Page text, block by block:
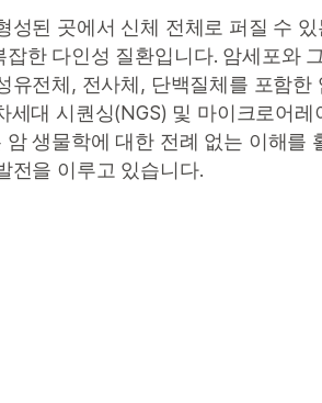
성된 곳에서 신체 전체로 퍼질 수
잡한 다인성 질환입니다. 암세포와
유전체, 전사체, 단백질체를 포함한
세대 시퀀싱(NGS) 및 마이크로어
암 생물학에 대한 전례 없는 이해를
전을 이루고 있습니다.